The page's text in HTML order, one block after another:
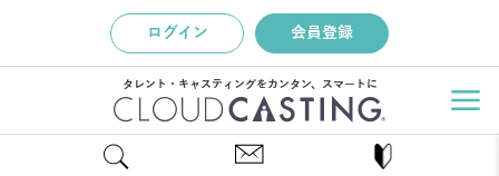
ログイン 会員登録
タレント・キャスティングをカンタン、スマートに